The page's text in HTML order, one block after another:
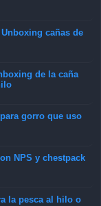
cañas de
de la caña
gorro que uso
NPS y chestpack
la pesca al hilo o